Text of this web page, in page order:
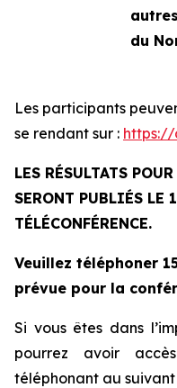
du
Les participants
se rendant sur : https://
LES RÉSULTATS
SERONT PUBLIÉS LE
TÉLÉCONFÉRENCE.
Veuillez téléphoner
prévue pour la
Si vous êtes dans
pourrez avoir
téléphonant au suivant